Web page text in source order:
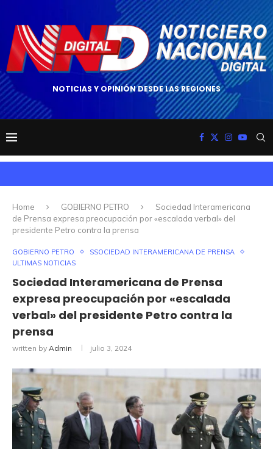
NOTICIAS Y OPINIÓN DESDE LAS REGIONES
Home GOBIERNO PETRO
Sociedad Interamericana
de Prensa expresa preocupación por «escalada verbal» del
presidente Petro contra la prensa
GOBIERNO PETRO
SSOCIEDAD INTERAMERICANA DE PRENSA
ULTIMAS NOTICIAS
Sociedad Interamericana de Prensa
expresa preocupación por «escalada
verbal» del presidente Petro contra la
prensa
written by Admin julio 3, 2024